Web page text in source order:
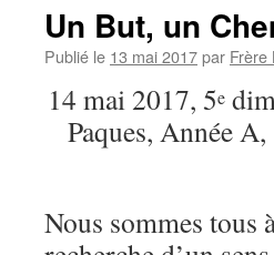
Un But, un
Publié le 13 mai 2017par Frère
14 mai 2017, 5e
Paques, Année A,
Nous sommes tous